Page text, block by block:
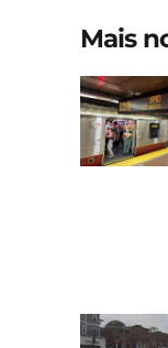
Mais